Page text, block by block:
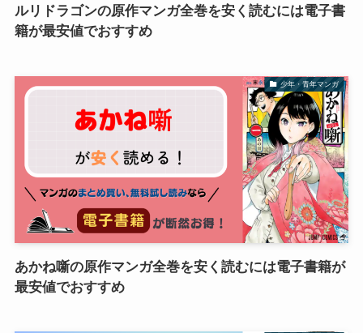
ルリドラゴンの原作マンガ全巻を安く読むには電子書
籍が最安値でおすすめ
少年・青年マンガ
あかね噺の原作マンガ全巻を安く読むには電子書籍が
最安値でおすすめ